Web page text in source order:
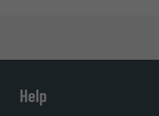
Help